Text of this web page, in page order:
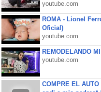
youtube.com
ROMA - Lionel
Oficial)
youtube.com
REMODELANDO
youtube.com
COMPRE EL